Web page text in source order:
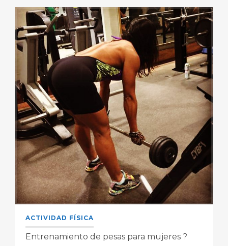
ACTIVIDAD FÍSICA
Entrenamiento de pesas para mujeres ?